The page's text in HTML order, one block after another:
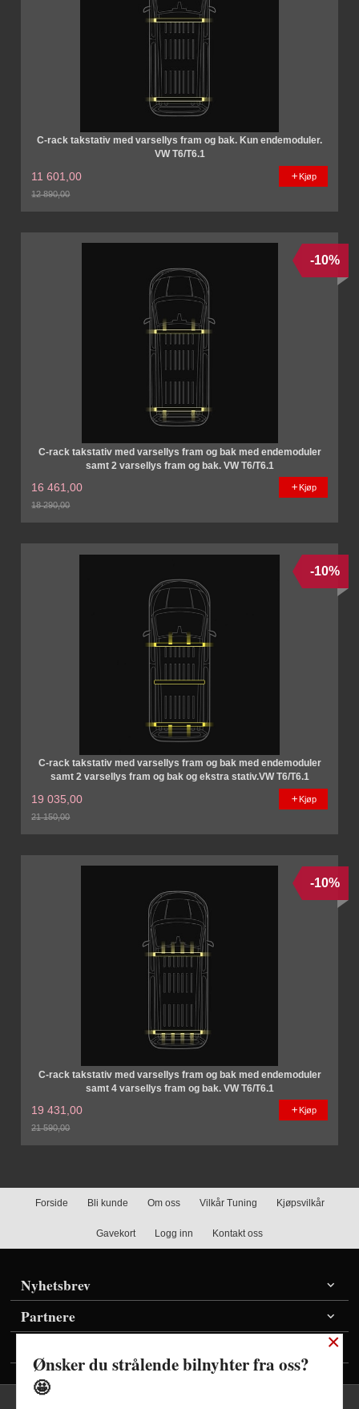
C-rack takstativ med varsellys fram og bak. Kun endemoduler.
VW T6/T6.1
11 601,00
12 890,00
Kjøp
C-rack takstativ med varsellys fram og bak med endemoduler
samt 2 varsellys fram og bak. VW T6/T6.1
16 461,00
18 290,00
-10%
Kjøp
C-rack takstativ med varsellys fram og bak med endemoduler
samt 2 varsellys fram og bak og ekstra stativ.VW T6/T6.1
19 035,00
21 150,00
-10%
Kjøp
C-rack takstativ med varsellys fram og bak med endemoduler
samt 4 varsellys fram og bak. VW T6/T6.1
19 431,00
21 590,00
-10%
Kjøp
Forside Bli kunde Om oss Vilkår Tuning Kjøpsvilkår
Gavekort Logg inn Kontakt oss
Nyhetsbrev
Partnere
×
Ønsker du strålende bilnyhter fra oss?
🤩